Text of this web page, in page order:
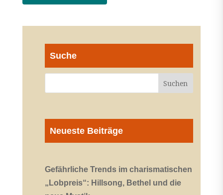
Suche
Neueste Beiträge
Gefährliche Trends im charismatischen
„Lobpreis“: Hillsong, Bethel und die